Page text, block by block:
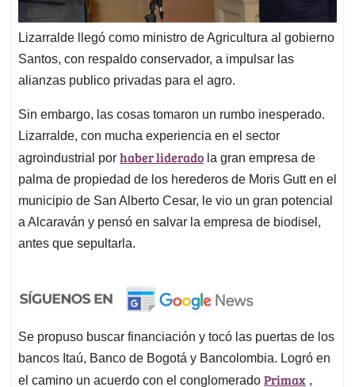
Lizarralde llegó como ministro de Agricultura al gobierno
Santos, con respaldo conservador, a impulsar las
alianzas publico privadas para el agro.
Sin embargo, las cosas tomaron un rumbo inesperado.
Lizarralde, con mucha experiencia en el sector
agroindustrial por haber liderado la gran empresa de
palma de propiedad de los herederos de Moris Gutt en el
municipio de San Alberto Cesar, le vio un gran potencial
a Alcaraván y pensó en salvar la empresa de biodisel,
antes que sepultarla.
Se propuso buscar financiación y tocó las puertas de los
bancos Itaú, Banco de Bogotá y Bancolombia. Logró en
el camino un acuerdo con el conglomerado Primax ,